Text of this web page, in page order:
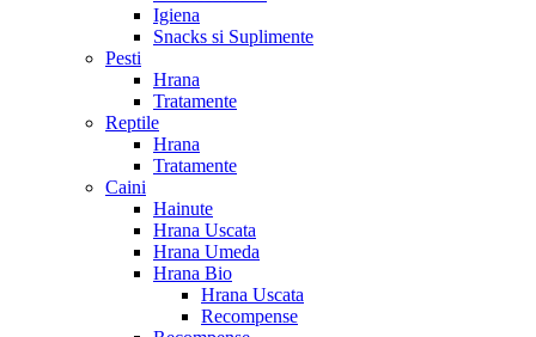
Igiena
Snacks si Suplimente
Pesti
Hrana
Tratamente
Reptile
Hrana
Tratamente
Caini
Hainute
Hrana Uscata
Hrana Umeda
Hrana Bio
Hrana Uscata
Recompense